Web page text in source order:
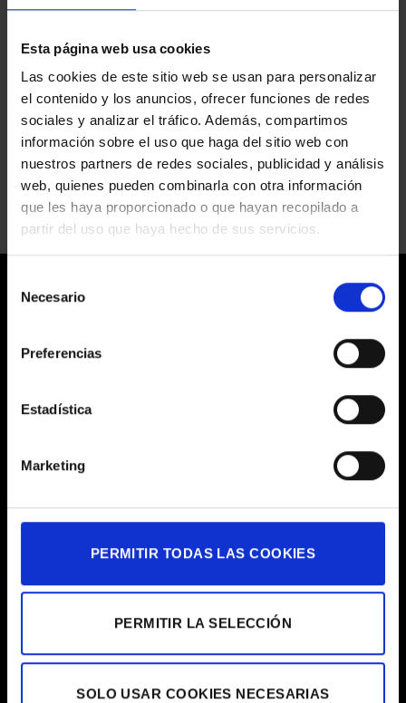
Esta página web usa cookies
Las cookies de este sitio web se usan para personalizar
el contenido y los anuncios, ofrecer funciones de redes
sociales y analizar el tráfico. Además, compartimos
información sobre el uso que haga del sitio web con
nuestros partners de redes sociales, publicidad y análisis
web, quienes pueden combinarla con otra información
que les haya proporcionado o que hayan recopilado a
partir del uso que haya hecho de sus servicios.
Necesario
Preferencias
Estadística
Marketing
PERMITIR TODAS LAS COOKIES
PERMITIR LA SELECCIÓN
SOLO USAR COOKIES NECESARIAS
Comentarios desactivados
TECLA
SALA
GALERÍA ÚNICO
Comentarios desactivados en
GALERÍA
ASTON MARTIN
Comentarios desactivadosen
MARTIN
LABORATORIS COLOR EGM
HORARIOS
HORARIO AGOSTO
ATENCIÓN AL CLIENTE
MAPA WEB